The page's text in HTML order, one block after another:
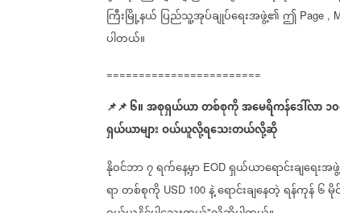
ကြီးမြို့နယ် ပြည်သူ့အုပ်ချုပ်ရေးအဖွဲ့၏ဤ Page ,
ပါတယ်။
========================
📌📌၆။အစုရှယ်ယာတစ်စုကိုအမေရိကန်ဒေါ်လာ၁
ရှယ်ယာများဝယ်ယူလို့ရသေးတယ်လို့ဆို
နိုဝင်ဘာ၇ရက်နေ့မှာ EOD ရှယ်ယာရောင်းချရေး
ရာတစ်စုကို USD 100 နဲ့ရောင်းချနေတဲ့ရန်ကုန်၆မို